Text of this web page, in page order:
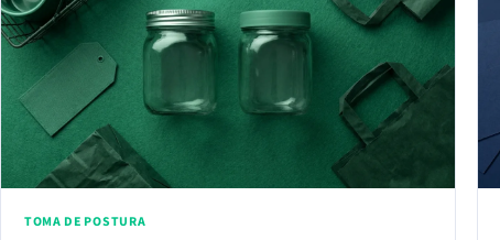
TOMA DE POSTURA